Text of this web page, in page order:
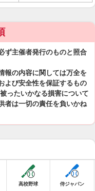
ず主催者発行のものと照合
報の内容に関しては万全を
よび安全性を保証するもの
ったいかなる損害について
者は一切の責任を負いかね
高校野球 侍ジャパン